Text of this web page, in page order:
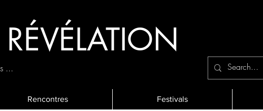
...
Rencontres Festivals